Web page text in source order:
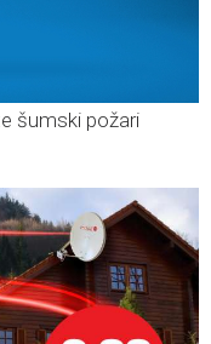
šumski požari